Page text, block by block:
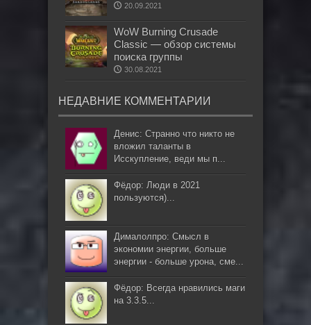
20.09.2021
WoW Burning Crusade
Classic — обзор системы
поиска группы
30.08.2021
НЕДАВНИЕ КОММЕНТАРИИ
Денис: Странно что никто не
вложил таланты в
Исскупление, веди мы п...
Фёдор: Люди в 2021
пользуются)...
Дималолпро: Смысл в
экономии энергии, больше
энергии - больше урона, сме...
Фёдор: Всегда нравились маги
на 3.3.5...